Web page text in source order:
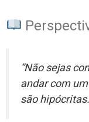
“Não sejas
andar com
são